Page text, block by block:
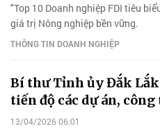
"Top 10 Doanh nghiệp FDI tiêu
giá trị Nông nghiệp bền vững.
THÔNG TIN DOANH NGHIỆP
Bí thư Tỉnh ủy Đắk
tiến độ các dự án,
13/04/2026 06:01